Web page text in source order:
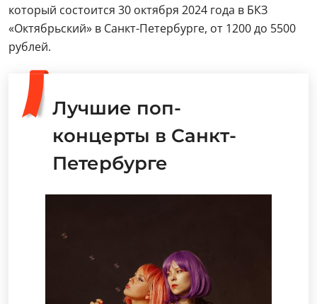
который состоится 30 октября 2024 года в БКЗ
«Октябрьский» в Санкт-Петербурге, от 1200 до 5500
рублей.
Лучшие поп-
концерты в Санкт-
Петербурге